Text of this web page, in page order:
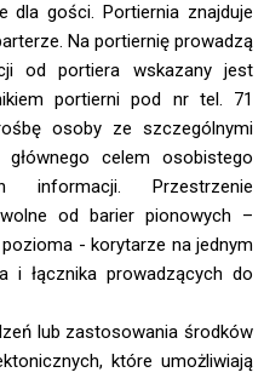
dla gości. Portiernia znajduje
Na portiernię prowadzą
od portiera wskazany jest
portierni pod nr tel. 71
osoby ze szczególnymi
celem osobistego
informacji. Przestrzenie
od barier pionowych –
- korytarze na jednym
i łącznika prowadzących do
lub zastosowania środków
które umożliwiają